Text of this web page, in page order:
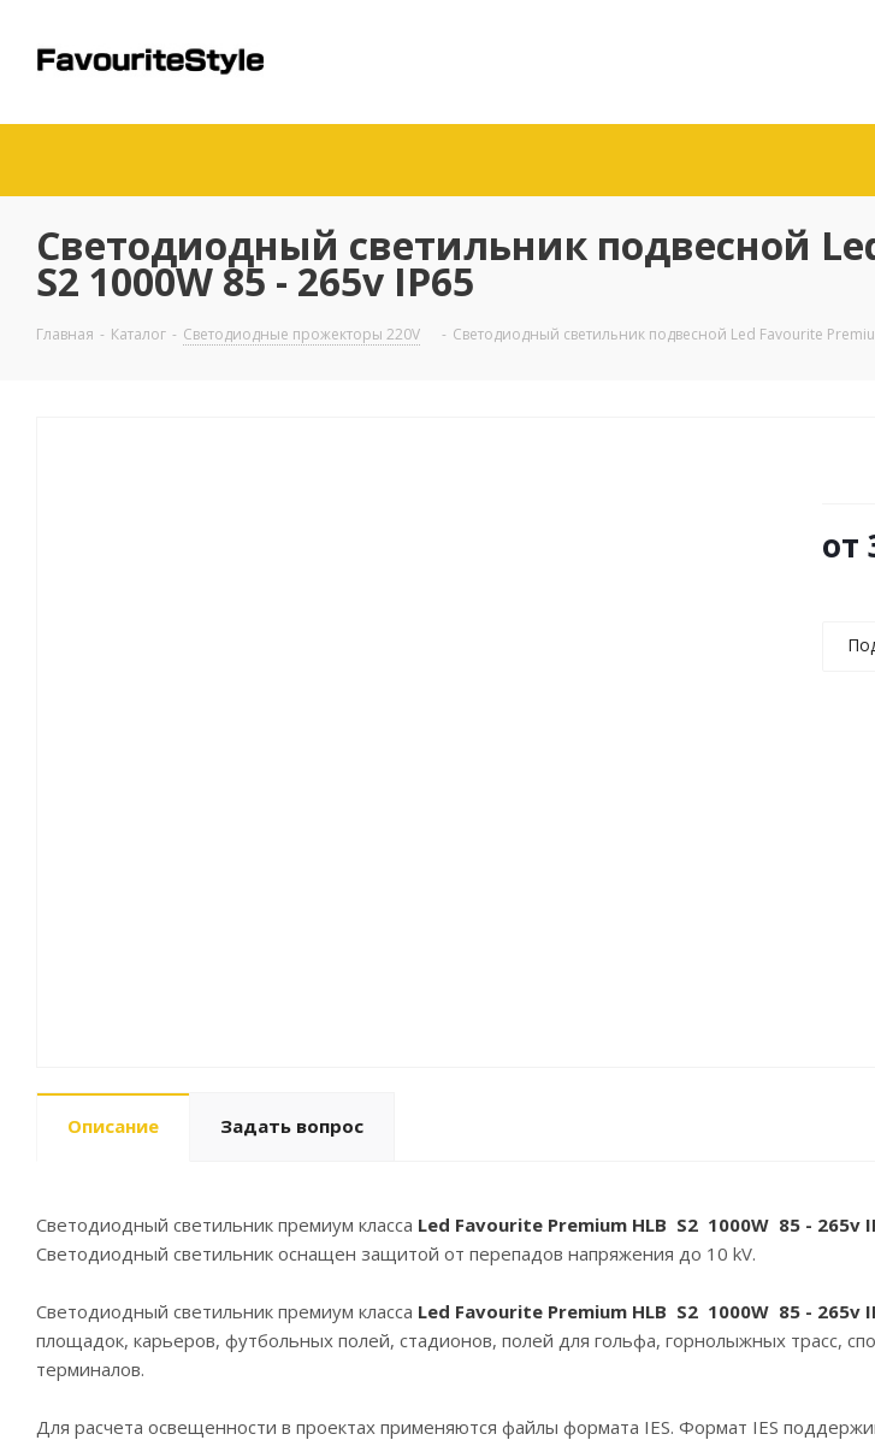
Светодиодный светильник подвесной
S2 1000W 85 - 265v IP65
Главная - Каталог - Светодиодные прожекторы 220V - Светодиодный светильник подвесной Led Favourite
от
Описание Задать вопрос
Светодиодный светильник премиум класса Led Favourite Premium HLB S2 1000W 85 - 265v
Светодиодный светильник оснащен защитой от перепадов напряжения до 10 kV.
Светодиодный светильник премиум класса Led Favourite Premium HLB S2 1000W 85 - 265v
площадок, карьеров, футбольных полей, стадионов, полей для гольфа, горнолыжных трасс,
терминалов.
Для расчета освещенности в проектах применяются файлы формата IES. Формат IES